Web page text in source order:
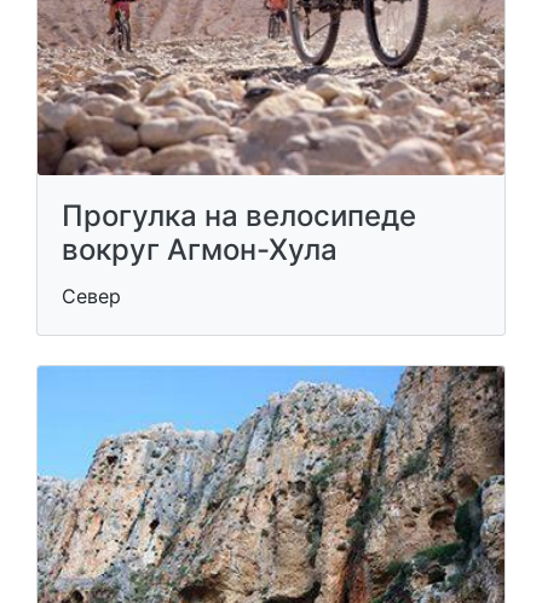
Прогулка на велосипеде
вокруг Агмон-Хула
Север